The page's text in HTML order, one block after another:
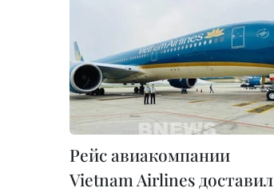
Рейс авиакомпании
Vietnam Airlines доставил